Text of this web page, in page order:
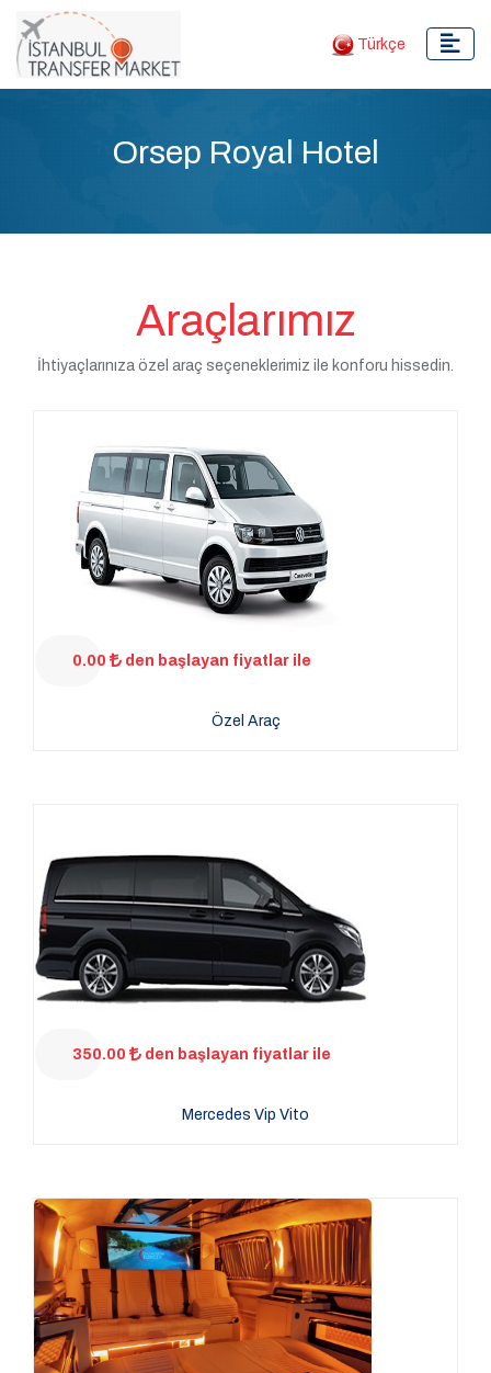
Türkçe
Orsep Royal Hotel
Araçlarımız
İhtiyaçlarınıza özel araç seçeneklerimiz ile konforu hissedin.
0.00 den başlayan fiyatlar ile
Özel Araç
350.00 den başlayan fiyatlar ile
Mercedes Vip Vito